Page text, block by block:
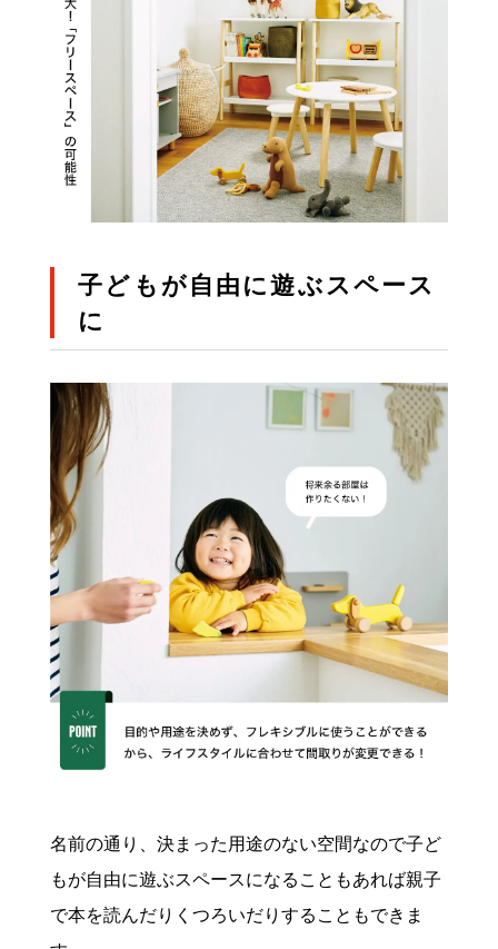
子どもが自由に遊ぶスペース
に
名前の通り、決まった用途のない空間なので子ど
もが自由に遊ぶスペースになることもあれば親子
で本を読んだりくつろいだりすることもできま